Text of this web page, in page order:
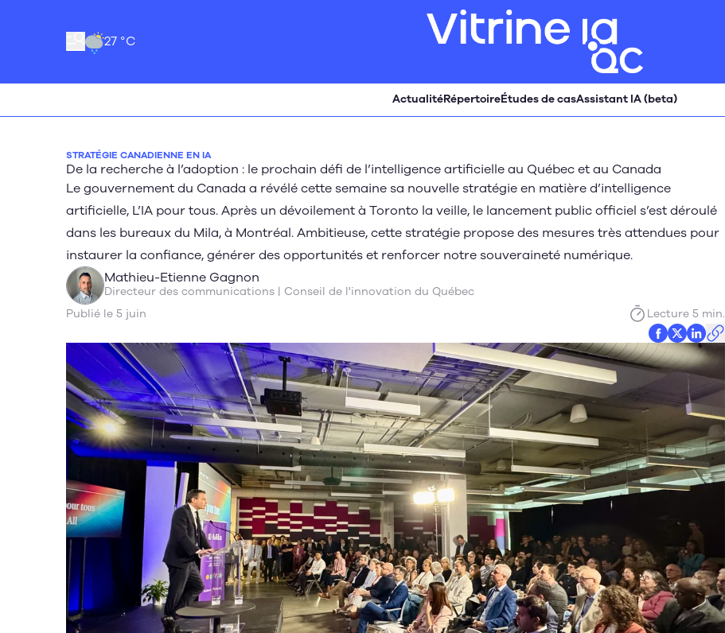
27 °C
ActualitéRépertoireÉtudes de casAssistant IA (beta)
STRATÉGIE CANADIENNE EN IA
De la recherche à l’adoption : le prochain défi de l’intelligence artificielle au Québec et au Canada
Le gouvernement du Canada a révélé cette semaine sa nouvelle stratégie en matière d’intelligence
artificielle, L’IA pour tous. Après un dévoilement à Toronto la veille, le lancement public officiel s’est déroulé
dans les bureaux du Mila, à Montréal. Ambitieuse, cette stratégie propose des mesures très attendues pour
instaurer la confiance, générer des opportunités et renforcer notre souveraineté numérique.
Mathieu-Etienne Gagnon
Directeur des communications | Conseil de l'innovation du Québec
Publié le 5 juin
Lecture 5 min.